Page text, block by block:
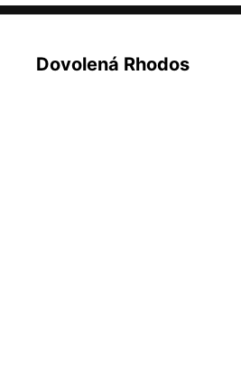
Dovolená Rhodos